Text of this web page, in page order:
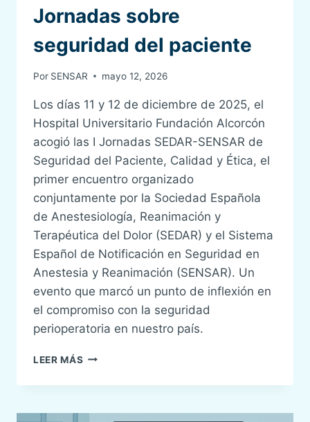
Jornadas sobre
seguridad del paciente
Por SENSAR mayo 12, 2026
Los días 11 y 12 de diciembre de 2025, el
Hospital Universitario Fundación Alcorcón
acogió las I Jornadas SEDAR-SENSAR de
Seguridad del Paciente, Calidad y Ética, el
primer encuentro organizado
conjuntamente por la Sociedad Española
de Anestesiología, Reanimación y
Terapéutica del Dolor (SEDAR) y el Sistema
Español de Notificación en Seguridad en
Anestesia y Reanimación (SENSAR). Un
evento que marcó un punto de inflexión en
el compromiso con la seguridad
perioperatoria en nuestro país.
LEER MÁS LO
DE
I